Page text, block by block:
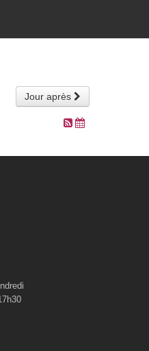
Jour après